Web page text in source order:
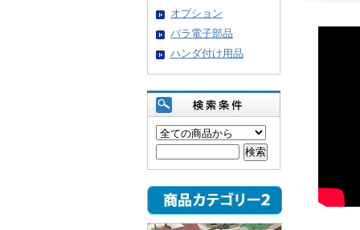
オプション
バラ電子部品
ハンダ付け用品